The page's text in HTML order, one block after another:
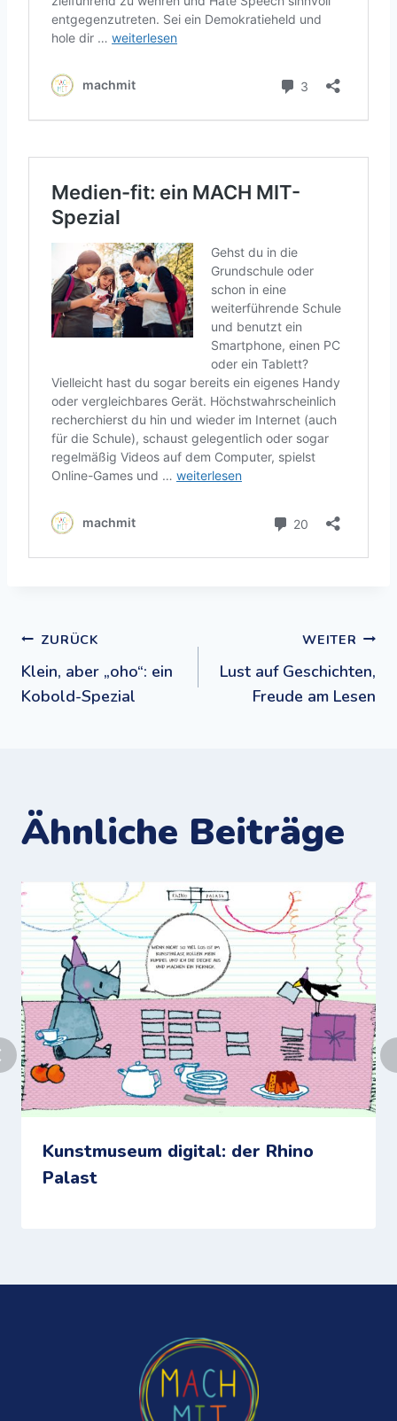
Beitragsnavigation
ZURÜCK
Klein, aber „oho“: ein
Kobold-Spezial
WEITER
Lust auf Geschichten,
Freude am Lesen
Ähnliche Beiträge
Kunstmuseum digital: der Rhino
Palast